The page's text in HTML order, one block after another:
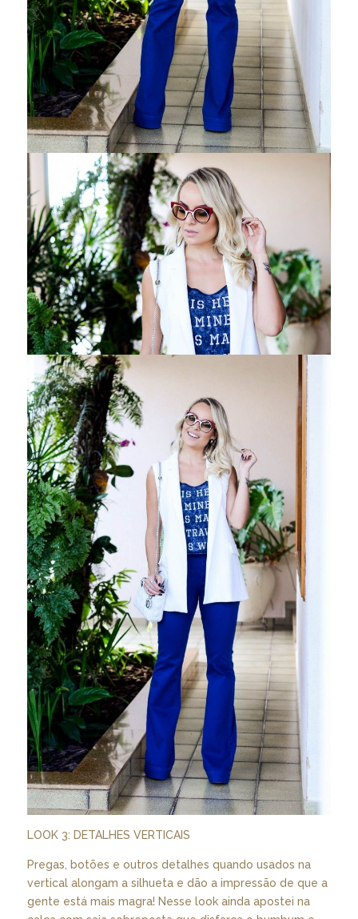
LOOK 3: DETALHES VERTICAIS
Pregas, botões e outros detalhes quando usados na
vertical alongam a silhueta e dão a impressão de que a
gente está mais magra! Nesse look ainda apostei na